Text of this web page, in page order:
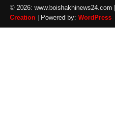
© 2026: www.boishakhinews24.com
Creation | Powered by: WordPress